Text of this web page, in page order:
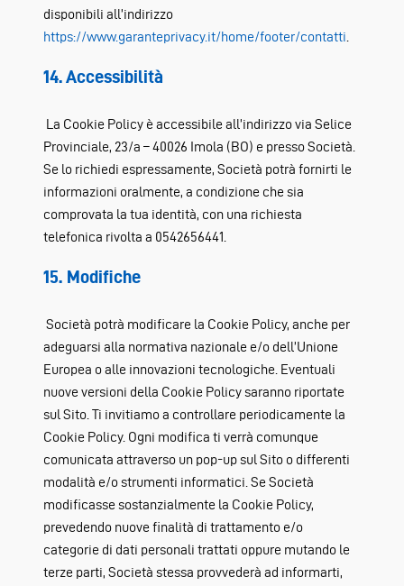
disponibili all’indirizzo
https://www.garanteprivacy.it/home/footer/contatti
14. Accessibilità
La Cookie Policy è accessibile all’indirizzo via Selice
Provinciale, 23/a – 40026 Imola (BO) e presso Società.
Se lo richiedi espressamente, Società potrà fornirti le
informazioni oralmente, a condizione che sia
comprovata la tua identità, con una richiesta
telefonica rivolta a 0542656441.
15. Modifiche
Società potrà modificare la Cookie Policy, anche per
adeguarsi alla normativa nazionale e/o dell’Unione
Europea o alle innovazioni tecnologiche. Eventuali
nuove versioni della Cookie Policy saranno riportate
sul Sito. Ti invitiamo a controllare periodicamente la
Cookie Policy. Ogni modifica ti verrà comunque
comunicata attraverso un pop-up sul Sito o differenti
modalità e/o strumenti informatici. Se Società
modificasse sostanzialmente la Cookie Policy,
prevedendo nuove finalità di trattamento e/o
categorie di dati personali trattati oppure mutando le
terze parti, Società stessa provvederà ad informarti,